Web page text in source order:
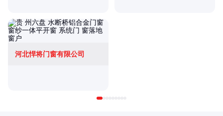
河北悍将门窗有限公司